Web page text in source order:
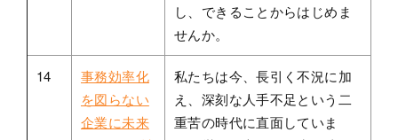
し、できることからはじめま
せんか。
14
事務効率化
を図らない
企業に未来
私たちは今、長引く不況に加
え、深刻な人手不足という二
重苦の時代に直面していま